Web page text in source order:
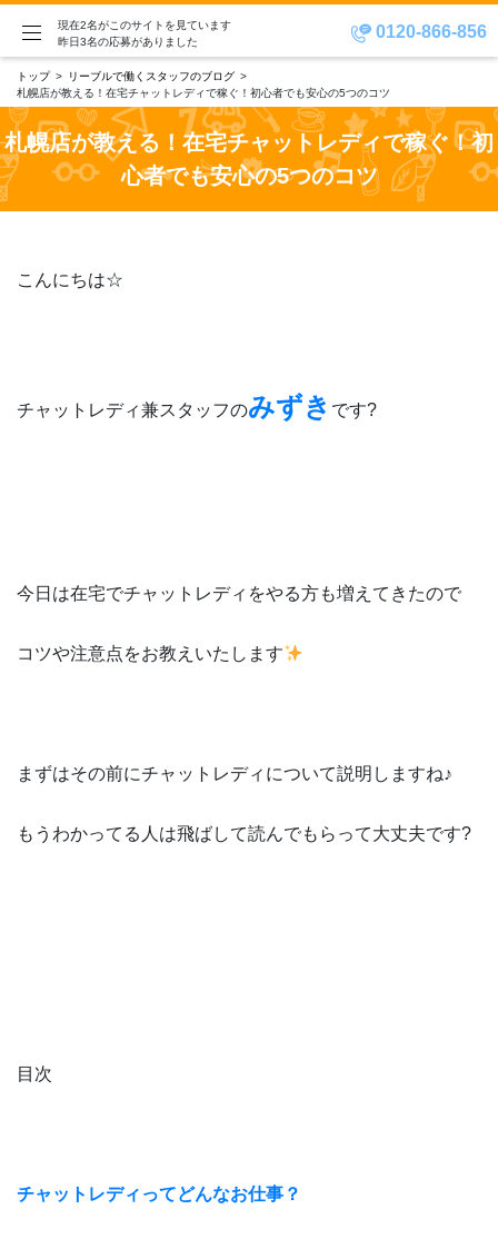
0120-866-856
現在2名がこのサイトを見ています
昨日3名の応募がありました
トップ
リーブルで働くスタッフのブログ
札幌店が教える！在宅チャットレディで稼ぐ！初心者でも安心の5つのコツ
札幌店が教える！在宅チャットレディで稼ぐ！初
心者でも安心の5つのコツ
こんにちは☆
チャットレディ兼スタッフのみずき です?
今日は在宅でチャットレディをやる方も増えてきたので
コツや注意点をお教えいたします
まずはその前にチャットレディについて説明しますね♪
もうわかってる人は飛ばして読んでもらって大丈夫です?
目次
チャットレディってどんなお仕事？